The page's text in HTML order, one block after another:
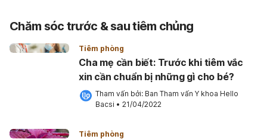
Chăm sóc trước & sau tiêm chủng
Tiêm phòng
Cha mẹ cần biết: Trước khi tiêm vắc
xin cần chuẩn bị những gì cho bé?
Tham vấn bởi: Ban Tham vấn Y khoa Hello
Bacsi • 21/04/2022
Tiêm phòng